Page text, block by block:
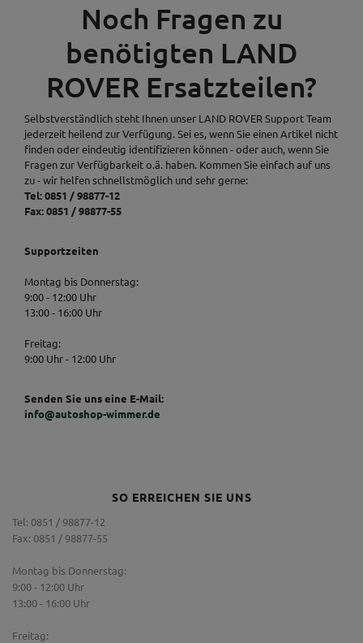
Noch Fragen zu
benötigten LAND
ROVER Ersatzteilen?
Selbstverständlich steht Ihnen unser LAND ROVER Support Team
jederzeit heilend zur Verfügung. Sei es, wenn Sie einen Artikel nicht
finden oder eindeutig identifizieren können - oder auch, wenn Sie
Fragen zur Verfügbarkeit o.ä. haben. Kommen Sie einfach auf uns
zu - wir helfen schnellstmöglich und sehr gerne:
Tel: 0851 / 98877-12
Fax: 0851 / 98877-55
Supportzeiten
Montag bis Donnerstag:
9:00 - 12:00 Uhr
13:00 - 16:00 Uhr
Freitag:
9:00 Uhr - 12:00 Uhr
Senden Sie uns eine E-Mail:
info@autoshop-wimmer.de
SO ERREICHEN SIE UNS
Tel: 0851 / 98877-12
Fax: 0851 / 98877-55
Montag bis Donnerstag:
9:00 - 12:00 Uhr
13:00 - 16:00 Uhr
Freitag: